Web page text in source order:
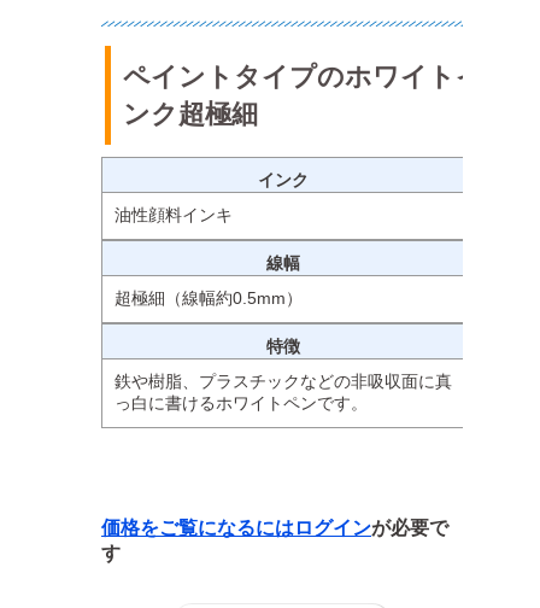
ペイントタイプのホワイトイ
ンク超極細
インク
油性顔料インキ
線幅
超極細（線幅約0.5mm）
特徴
鉄や樹脂、プラスチックなどの非吸収面に真
っ白に書けるホワイトペンです。
価格をご覧になるには ログインが必要で
す